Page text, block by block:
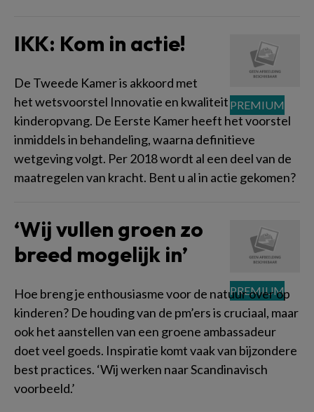
IKK: Kom in actie!
De Tweede Kamer is akkoord met
het wetsvoorstel Innovatie en kwaliteit
kinderopvang. De Eerste Kamer heeft het voorstel
inmiddels in behandeling, waarna definitieve
wetgeving volgt. Per 2018 wordt al een deel van de
maatregelen van kracht. Bent u al in actie gekomen?
‘Wij vullen groen zo
breed mogelijk in’
Hoe breng je enthousiasme voor de natuur over op
kinderen? De houding van de pm’ers is cruciaal, maar
ook het aanstellen van een groene ambassadeur
doet veel goeds. Inspiratie komt vaak van bijzondere
best practices. ‘Wij werken naar Scandinavisch
voorbeeld.’